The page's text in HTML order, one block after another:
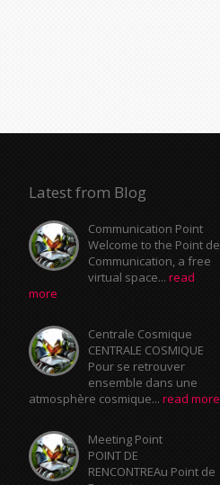
Latest from Blog
Communication Point
Welcome to the Point de
Communication, a free
virtual space... read
more
Centrale Cosmique
CENTRALE COSMIQUE
Pour se retrouver
ensemble dans une
atmosphère cosmique... read more
Meeting Point
POINT DE
RENCONTREAu Point de